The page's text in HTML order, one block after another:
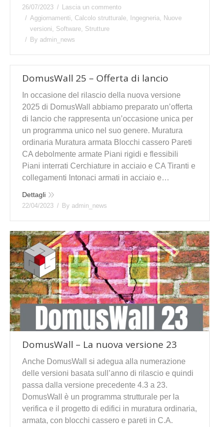
26/07/2023
Lascia un commento
Aggiornamenti
Calcolo strutturale Ingegneria
Nuove
versioni
Software Strutture
By admin_news
DomusWall 25 – Offerta di lancio
In occasione del rilascio della nuova versione
2025 di DomusWall abbiamo preparato un’offerta
di lancio che rappresenta un’occasione unica per
un programma unico nel suo genere. Muratura
ordinaria Muratura armata Blocchi cassero Pareti
CA debolmente armate Piani rigidi e flessibili
Piani interrati Cerchiature in acciaio e CA Tiranti e
collegamenti Intonaci armati in acciaio e…
Dettagli
22/04/2023 By admin_news
DomusWall – La nuova versione 23
Anche DomusWall si adegua alla numerazione
delle versioni basata sull’anno di rilascio e quindi
passa dalla versione precedente 4.3 a 23.
DomusWall è un programma strutturale per la
verifica e il progetto di edifici in muratura ordinaria,
armata, con blocchi cassero e pareti in C.A.